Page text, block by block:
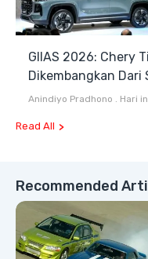
GIIAS 2026: Chery
Dikembangkan Dari
Komprehensif di
Anindiyo Pradhono . Hari
Read All
Recommended